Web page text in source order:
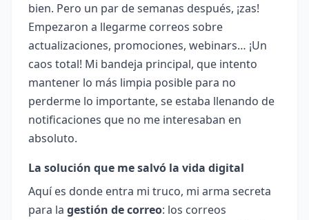
bien. Pero un par de semanas después, ¡zas!
Empezaron a llegarme correos sobre
actualizaciones, promociones, webinars… ¡Un
caos total! Mi bandeja principal, que intento
mantener lo más limpia posible para no
perderme lo importante, se estaba llenando de
notificaciones que no me interesaban en
absoluto.
La solución que me salvó la vida digital
Aquí es donde entra mi truco, mi arma secreta
para la gestión de correo: los correos